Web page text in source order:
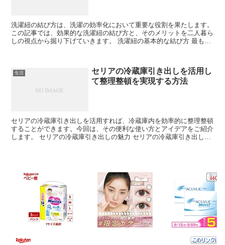
洗濯紐の結び方は、洗濯の効率化において重要な役割を果たします。
この記事では、効果的な洗濯紐の結び方と、そのメリットを二人暮ら
しの視点から掘り下げていきます。 洗濯紐の基本的な結び方 最も一
生活
セリアの冷蔵庫引き出しを活用し
て整理整頓を実現する方法
セリアの冷蔵庫引き出しを活用すれば、冷蔵庫内を効率的に整理整頓
することができます。今回は、その便利な使い方とアイデアをご紹介
します。 セリアの冷蔵庫引き出しの魅力 セリアの冷蔵庫引き出し